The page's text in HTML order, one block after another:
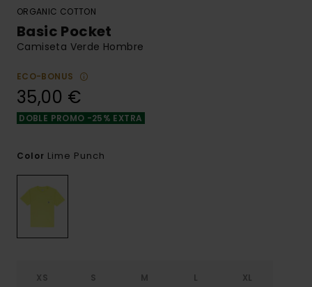
ORGANIC COTTON
Basic Pocket
Camiseta Verde Hombre
ECO-BONUS
35,00 €
DOBLE PROMO -25% EXTRA
Color Lime Punch
XS S M L XL